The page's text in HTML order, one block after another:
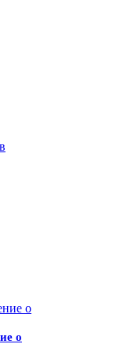
о